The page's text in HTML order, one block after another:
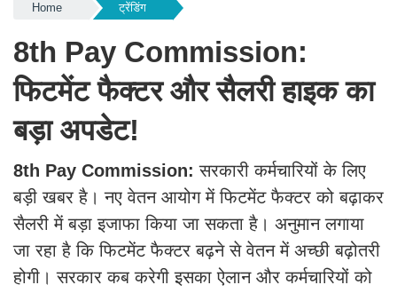
Home ट्रेंडिंग
8th Pay Commission:
फिटमेंट फैक्टर और सैलरी हाइक का
बड़ा अपडेट!
8th Pay Commission: सरकारी कर्मचारियों के लिए
बड़ी खबर है। नए वेतन आयोग में फिटमेंट फैक्टर को बढ़ाकर
सैलरी में बड़ा इजाफा किया जा सकता है। अनुमान लगाया
जा रहा है कि फिटमेंट फैक्टर बढ़ने से वेतन में अच्छी बढ़ोतरी
होगी। सरकार कब करेगी इसका ऐलान और कर्मचारियों को